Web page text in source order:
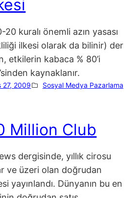
kuralı önemli azın yasası
ilkesi olarak da bilinir) der
etkilerin kabaca % 80’i
kaynaklanır.
27, 2009 Sosyal Medya Pazarlama
Million Club
dergisinde, yıllık cirosu
ve üzeri olan doğrudan
yayınlandı. Dünyanın bu en